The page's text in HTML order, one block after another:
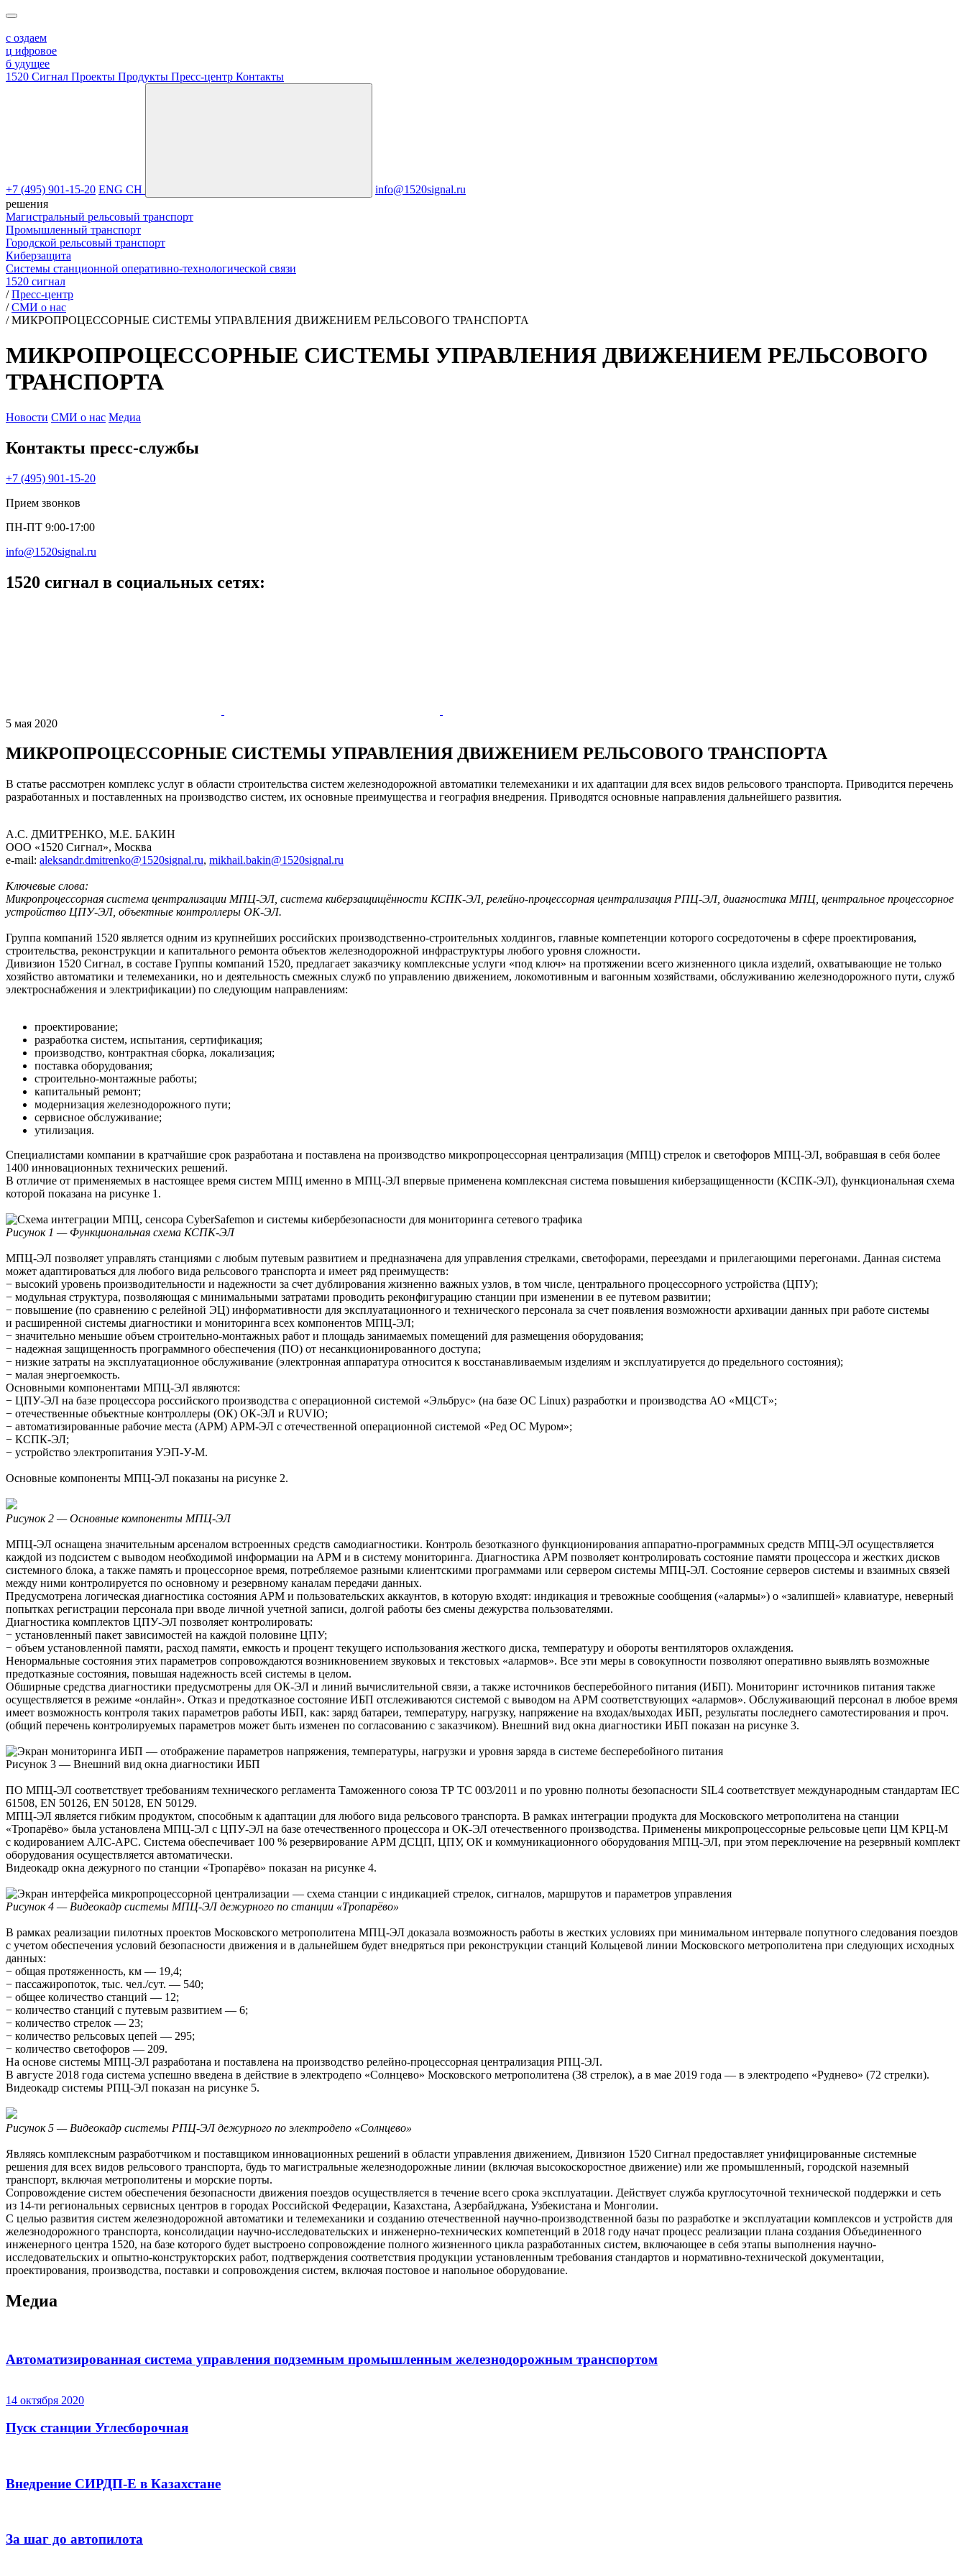
с оздаем
ц ифровое
б удущее
1520 Сигнал Проекты Продукты Пресс-центр Контакты
+7 (495) 901-15-20 ENG CH
info@1520signal.ru
решения
Магистральный рельсовый транспорт
Промышленный транспорт
Городской рельсовый транспорт
Киберзащита
Системы станционной оперативно-технологической связи
1520 сигнал
/Пресс-центр
/СМИ о нас
/МИКРОПРОЦЕССОРНЫЕ СИСТЕМЫ УПРАВЛЕНИЯ ДВИЖЕНИЕМ РЕЛЬСОВОГО ТРАНСПОРТА
МИКРОПРОЦЕССОРНЫЕ СИСТЕМЫ УПРАВЛЕНИЯ ДВИЖЕНИЕМ РЕЛЬСОВОГО
ТРАНСПОРТА
Новости СМИ о нас Медиа
Контакты пресс‑службы
+7 (495) 901-15-20
Прием звонков
ПН-ПТ 9:00-17:00
info@1520signal.ru
1520 сигнал в социальных сетях:
5 мая 2020
МИКРОПРОЦЕССОРНЫЕ СИСТЕМЫ УПРАВЛЕНИЯ ДВИЖЕНИЕМ РЕЛЬСОВОГО ТРАНСПОРТА
В статье рассмотрен комплекс услуг в области строительства систем железнодорожной автоматики телемеханики и их адаптации для всех видов рельсового транспорта. Приводится перечень
разработанных и поставленных на производство систем, их основные преимущества и география внедрения. Приводятся основные направления дальнейшего развития.
А.С. ДМИТРЕНКО, М.Е. БАКИН
ООО «1520 Сигнал», Москва
e-mail: aleksandr.dmitrenko@1520signal.ru, mikhail.bakin@1520signal.ru
Ключевые слова:
Микропроцессорная система централизации МПЦ-ЭЛ, система киберзащищённости КСПК-ЭЛ, релейно-процессорная централизация РПЦ-ЭЛ, диагностика МПЦ, центральное процессорное
устройство ЦПУ-ЭЛ, объектные контроллеры ОК-ЭЛ.
Группа компаний 1520 является одним из крупнейших российских производственно-строительных холдингов, главные компетенции которого сосредоточены в сфере проектирования,
строительства, реконструкции и капитального ремонта объектов железнодорожной инфраструктуры любого уровня сложности.
Дивизион 1520 Сигнал, в составе Группы компаний 1520, предлагает заказчику комплексные услуги «под ключ» на протяжении всего жизненного цикла изделий, охватывающие не только
хозяйство автоматики и телемеханики, но и деятельность смежных служб по управлению движением, локомотивным и вагонным хозяйствами, обслуживанию железнодорожного пути, служб
электроснабжения и электрификации) по следующим направлениям:
проектирование;
разработка систем, испытания, сертификация;
производство, контрактная сборка, локализация;
поставка оборудования;
строительно-монтажные работы;
капитальный ремонт;
модернизация железнодорожного пути;
сервисное обслуживание;
утилизация.
Специалистами компании в кратчайшие срок разработана и поставлена на производство микропроцессорная централизация (МПЦ) стрелок и светофоров МПЦ-ЭЛ, вобравшая в себя более
1400 инновационных технических решений.
В отличие от применяемых в настоящее время систем МПЦ именно в МПЦ-ЭЛ впервые применена комплексная система повышения киберзащищенности (КСПК-ЭЛ), функциональная схема
которой показана на рисунке 1.
Рисунок 1 — Функциональная схема КСПК-ЭЛ
МПЦ-ЭЛ позволяет управлять станциями с любым путевым развитием и предназначена для управления стрелками, светофорами, переездами и прилегающими перегонами. Данная система
может адаптироваться для любого вида рельсового транспорта и имеет ряд преимуществ:
− высокий уровень производительности и надежности за счет дублирования жизненно важных узлов, в том числе, центрального процессорного устройства (ЦПУ);
− модульная структура, позволяющая с минимальными затратами проводить реконфигурацию станции при изменении в ее путевом развитии;
− повышение (по сравнению с релейной ЭЦ) информативности для эксплуатационного и технического персонала за счет появления возможности архивации данных при работе системы
и расширенной системы диагностики и мониторинга всех компонентов МПЦ-ЭЛ;
− значительно меньшие объем строительно-монтажных работ и площадь занимаемых помещений для размещения оборудования;
− надежная защищенность программного обеспечения (ПО) от несанкционированного доступа;
− низкие затраты на эксплуатационное обслуживание (электронная аппаратура относится к восстанавливаемым изделиям и эксплуатируется до предельного состояния);
− малая энергоемкость.
Основными компонентами МПЦ-ЭЛ являются:
− ЦПУ-ЭЛ на базе процессора российского производства с операционной системой «Эльбрус» (на базе ОС Linux) разработки и производства АО «МЦСТ»;
− отечественные объектные контроллеры (ОК) ОК-ЭЛ и RUVIO;
− автоматизированные рабочие места (АРМ) АРМ-ЭЛ с отечественной операционной системой «Ред ОС Муром»;
− КСПК-ЭЛ;
− устройство электропитания УЭП-У-М.
Основные компоненты МПЦ-ЭЛ показаны на рисунке 2.
Рисунок 2 — Основные компоненты МПЦ-ЭЛ
МПЦ-ЭЛ оснащена значительным арсеналом встроенных средств самодиагностики. Контроль безотказного функционирования аппаратно-программных средств МПЦ-ЭЛ осуществляется
каждой из подсистем с выводом необходимой информации на АРМ и в систему мониторинга. Диагностика АРМ позволяет контролировать состояние памяти процессора и жестких дисков
системного блока, а также память и процессорное время, потребляемое разными клиентскими программами или сервером системы МПЦ-ЭЛ. Состояние серверов системы и взаимных связей
между ними контролируется по основному и резервному каналам передачи данных.
Предусмотрена логическая диагностика состояния АРМ и пользовательских аккаунтов, в которую входят: индикация и тревожные сообщения («алармы») о «залипшей» клавиатуре, неверный
попытках регистрации персонала при вводе личной учетной записи, долгой работы без смены дежурства пользователями.
Диагностика комплектов ЦПУ-ЭЛ позволяет контролировать:
− установленный пакет зависимостей на каждой половине ЦПУ;
− объем установленной памяти, расход памяти, емкость и процент текущего использования жесткого диска, температуру и обороты вентиляторов охлаждения.
Ненормальные состояния этих параметров сопровождаются возникновением звуковых и текстовых «алармов». Все эти меры в совокупности позволяют оперативно выявлять возможные
предотказные состояния, повышая надежность всей системы в целом.
Обширные средства диагностики предусмотрены для ОК-ЭЛ и линий вычислительной связи, а также источников бесперебойного питания (ИБП). Мониторинг источников питания также
осуществляется в режиме «онлайн». Отказ и предотказное состояние ИБП отслеживаются системой с выводом на АРМ соответствующих «алармов». Обслуживающий персонал в любое время
имеет возможность контроля таких параметров работы ИБП, как: заряд батареи, температуру, нагрузку, напряжение на входах/выходах ИБП, результаты последнего самотестирования и проч.
(общий перечень контролируемых параметров может быть изменен по согласованию с заказчиком). Внешний вид окна диагностики ИБП показан на рисунке 3.
Рисунок 3 — Внешний вид окна диагностики ИБП
ПО МПЦ-ЭЛ соответствует требованиям технического регламента Таможенного союза ТР ТС 003/2011 и по уровню полноты безопасности SIL4 соответствует международным стандартам IEC
61508, EN 50126, EN 50128, EN 50129.
МПЦ-ЭЛ является гибким продуктом, способным к адаптации для любого вида рельсового транспорта. В рамках интеграции продукта для Московского метрополитена на станции
«Тропарёво» была установлена МПЦ-ЭЛ с ЦПУ-ЭЛ на базе отечественного процессора и ОК-ЭЛ отечественного производства. Применены микропроцессорные рельсовые цепи ЦМ КРЦ-М
с кодированием АЛС-АРС. Система обеспечивает 100 % резервирование АРМ ДСЦП, ЦПУ, ОК и коммуникационного оборудования МПЦ-ЭЛ, при этом переключение на резервный комплект
оборудования осуществляется автоматически.
Видеокадр окна дежурного по станции «Тропарёво» показан на рисунке 4.
Рисунок 4 — Видеокадр системы МПЦ-ЭЛ дежурного по станции «Тропарёво»
В рамках реализации пилотных проектов Московского метрополитена МПЦ-ЭЛ доказала возможность работы в жестких условиях при минимальном интервале попутного следования поездов
с учетом обеспечения условий безопасности движения и в дальнейшем будет внедряться при реконструкции станций Кольцевой линии Московского метрополитена при следующих исходных
данных:
− общая протяженность, км — 19,4;
− пассажиропоток, тыс. чел./сут. — 540;
− общее количество станций — 12;
− количество станций с путевым развитием — 6;
− количество стрелок — 23;
− количество рельсовых цепей — 295;
− количество светофоров — 209.
На основе системы МПЦ-ЭЛ разработана и поставлена на производство релейно-процессорная централизация РПЦ-ЭЛ.
В августе 2018 года система успешно введена в действие в электродепо «Солнцево» Московского метрополитена (38 стрелок), а в мае 2019 года — в электродепо «Руднево» (72 стрелки).
Видеокадр системы РПЦ-ЭЛ показан на рисунке 5.
Рисунок 5 — Видеокадр системы РПЦ-ЭЛ дежурного по электродепо «Солнцево»
Являясь комплексным разработчиком и поставщиком инновационных решений в области управления движением, Дивизион 1520 Сигнал предоставляет унифицированные системные
решения для всех видов рельсового транспорта, будь то магистральные железнодорожные линии (включая высокоскоростное движение) или же промышленный, городской наземный
транспорт, включая метрополитены и морские порты.
Сопровождение систем обеспечения безопасности движения поездов осуществляется в течение всего срока эксплуатации. Действует служба круглосуточной технической поддержки и сеть
из 14-ти региональных сервисных центров в городах Российской Федерации, Казахстана, Азербайджана, Узбекистана и Монголии.
С целью развития систем железнодорожной автоматики и телемеханики и созданию отечественной научно-производственной базы по разработке и эксплуатации комплексов и устройств для
железнодорожного транспорта, консолидации научно-исследовательских и инженерно-технических компетенций в 2018 году начат процесс реализации плана создания Объединенного
инженерного центра 1520, на базе которого будет выстроено сопровождение полного жизненного цикла разработанных систем, включающее в себя этапы выполнения научно-
исследовательских и опытно-конструкторских работ, подтверждения соответствия продукции установленным требования стандартов и нормативно-технической документации,
проектирования, производства, поставки и сопровождения систем, включая постовое и напольное оборудование.
Медиа
Автоматизированная система управления подземным промышленным железнодорожным транспортом
14 октября 2020
Пуск станции Углесборочная
Внедрение СИРДП-Е в Казахстане
За шаг до автопилота